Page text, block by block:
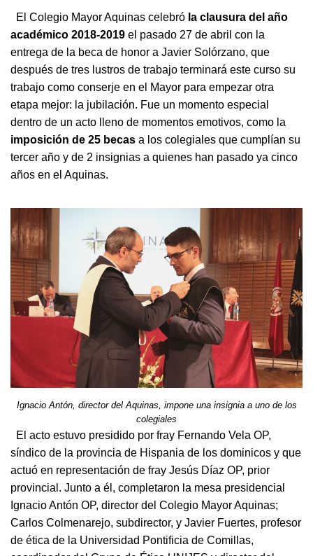
El Colegio Mayor Aquinas celebró la clausura del año
académico 2018-2019 el pasado 27 de abril con la
entrega de la beca de honor a Javier Solórzano, que
después de tres lustros de trabajo terminará este curso su
trabajo como conserje en el Mayor para empezar otra
etapa mejor: la jubilación. Fue un momento especial
dentro de un acto lleno de momentos emotivos, como la
imposición de 25 becas a los colegiales que cumplían su
tercer año y de 2 insignias a quienes han pasado ya cinco
años en el Aquinas.
Ignacio Antón, director del Aquinas, impone una insignia a uno de los
colegiales
El acto estuvo presidido por fray Fernando Vela OP,
síndico de la provincia de Hispania de los dominicos y que
actuó en representación de fray Jesús Díaz OP, prior
provincial. Junto a él, completaron la mesa presidencial
Ignacio Antón OP, director del Colegio Mayor Aquinas;
Carlos Colmenarejo, subdirector, y Javier Fuertes, profesor
de ética de la Universidad Pontificia de Comillas,